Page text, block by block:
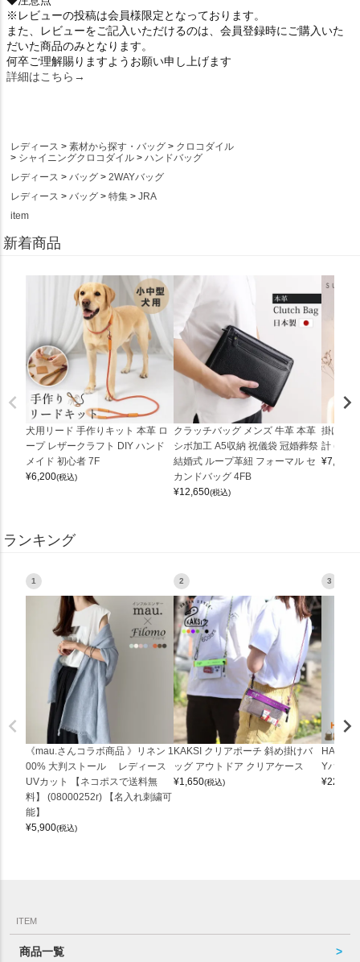
※レビューの投稿は会員様限定となっております。
また、レビューをご記入いただけるのは、会員登録時にご購入いた
だいた商品のみとなります。
何卒ご理解賜りますようお願い申し上げます
詳細はこちら→
レディース 素材から探す・バッグ
クロコダイル
シャイニングクロコダイル
ハンドバッグ
レディース
バッグ
2WAYバッグ
レディース
バッグ 特集
JRA
item
新着商品
犬用リード 手作りキット 本革 ロ
ープ レザークラフト DIY ハンド
メイド 初心者 7F
¥6,200(税込)
クラッチバッグ メンズ 牛革 本革
シボ加工 A5収納 祝儀袋 冠婚葬祭
結婚式 ループ革紐 フォーマル セ
カンドバッグ 4FB
¥12,650(税込)
掛け時
計
¥7,150
ランキング
1
《mau.さんコラボ商品 》リネン 1
00% 大判ストール レディース
UVカット 【ネコポスで送料無
料】 (08000252r) 【名入れ刺繍可
能】
¥5,900(税込)
2
KAKSI クリアポーチ 斜め掛けバ
ッグ アウトドア クリアケース
¥1,650(税込)
3
Yバッグ
¥22,000
ITEM
商品一覧